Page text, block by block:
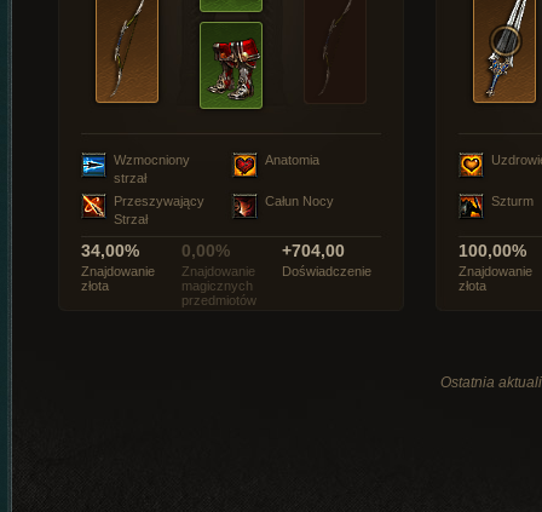
Wzmocniony
strzał
Anatomia
Przeszywający
Strzał
Całun Nocy
34,00%
Znajdowanie
złota
0,00%
Znajdowanie
magicznych
przedmiotów
+704,00
Doświadczenie
Szturm
100,00%
Znajdowanie
złota
Ostatnia